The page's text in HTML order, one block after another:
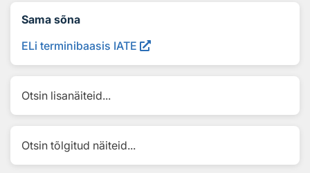
Sama sõna
ELi terminibaasis IATE
Otsin lisanäiteid...
Otsin tõlgitud näiteid...